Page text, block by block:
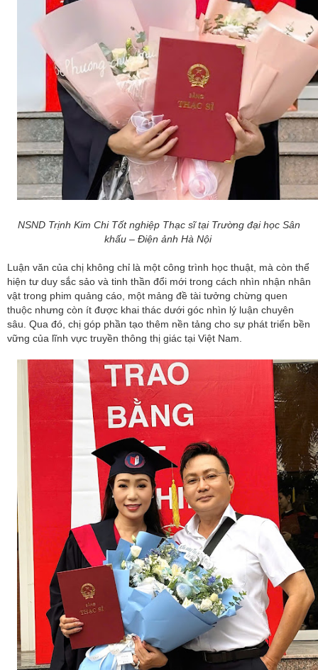
NSND Trịnh Kim Chi Tốt nghiệp Thạc sĩ tại Trường đại học Sân
khấu – Điện ảnh Hà Nội
Luận văn của chị không chỉ là một công trình học thuật, mà còn thể
hiện tư duy sắc sảo và tinh thần đổi mới trong cách nhìn nhận nhân
vật trong phim quảng cáo, một mảng đề tài tưởng chừng quen
thuộc nhưng còn ít được khai thác dưới góc nhìn lý luận chuyên
sâu. Qua đó, chị góp phần tạo thêm nền tảng cho sự phát triển bền
vững của lĩnh vực truyền thông thị giác tại Việt Nam.